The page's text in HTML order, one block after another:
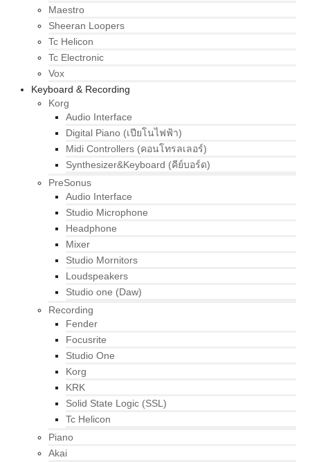
Maestro
Sheeran Loopers
Tc Helicon
Tc Electronic
Vox
Keyboard & Recording
Korg
Audio Interface
Digital Piano (เปียโนไฟฟ้า)
Midi Controllers (คอนโทรลเลอร์)
Synthesizer&Keyboard (คีย์บอร์ด)
PreSonus
Audio Interface
Studio Microphone
Headphone
Mixer
Studio Mornitors
Loudspeakers
Studio one (Daw)
Recording
Fender
Focusrite
Studio One
Korg
KRK
Solid State Logic (SSL)
Tc Helicon
Piano
Akai